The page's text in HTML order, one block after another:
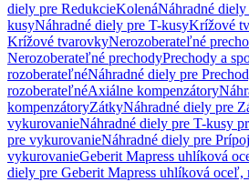
diely pre RedukcieKolenáNáhradné
kusyNáhradné diely pre T-kusyKrížové
Krížové tvarovkyNerozoberateľné
Nerozoberateľné prechodyPrechody a
rozoberateľnéNáhradné diely pre
rozoberateľnéAxiálne kompenzátory
kompenzátoryZátkyNáhradné diely pre
vykurovanieNáhradné diely pre T-kusy
pre vykurovanieNáhradné diely pre
vykurovanieGeberit Mapress uhlíková
diely pre Geberit Mapress uhlíková